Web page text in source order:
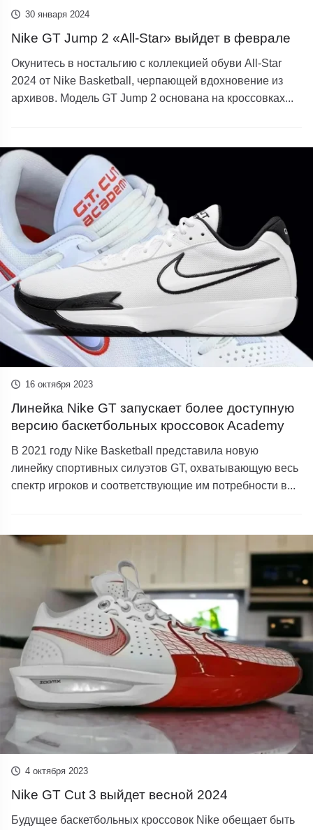
30 января 2024
Nike GT Jump 2 «All-Star» выйдет в феврале
Окунитесь в ностальгию с коллекцией обуви All-Star
2024 от Nike Basketball, черпающей вдохновение из
архивов. Модель GT Jump 2 основана на кроссовках...
16 октября 2023
Линейка Nike GT запускает более доступную
версию баскетбольных кроссовок Academy
В 2021 году Nike Basketball представила новую
линейку спортивных силуэтов GT, охватывающую весь
спектр игроков и соответствующие им потребности в...
4 октября 2023
Nike GT Cut 3 выйдет весной 2024
Будущее баскетбольных кроссовок Nike обещает быть